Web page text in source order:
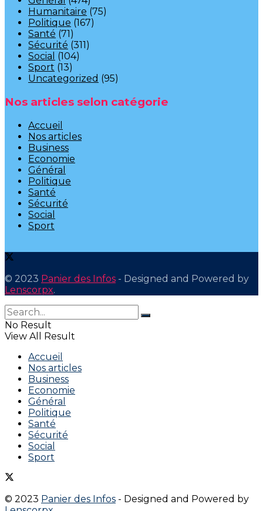
Humanitaire (75)
Politique (167)
Santé (71)
Sécurité (311)
Social (104)
Sport (13)
Uncategorized (95)
Nos articles selon catégorie
Accueil
Nos articles
Business
Economie
Général
Politique
Santé
Sécurité
Social
Sport
© 2023 Panier des Infos - Designed and Powered by
Lenscorpx.
No Result
View All Result
Accueil
Nos articles
Business
Economie
Général
Politique
Santé
Sécurité
Social
Sport
© 2023 Panier des Infos - Designed and Powered by